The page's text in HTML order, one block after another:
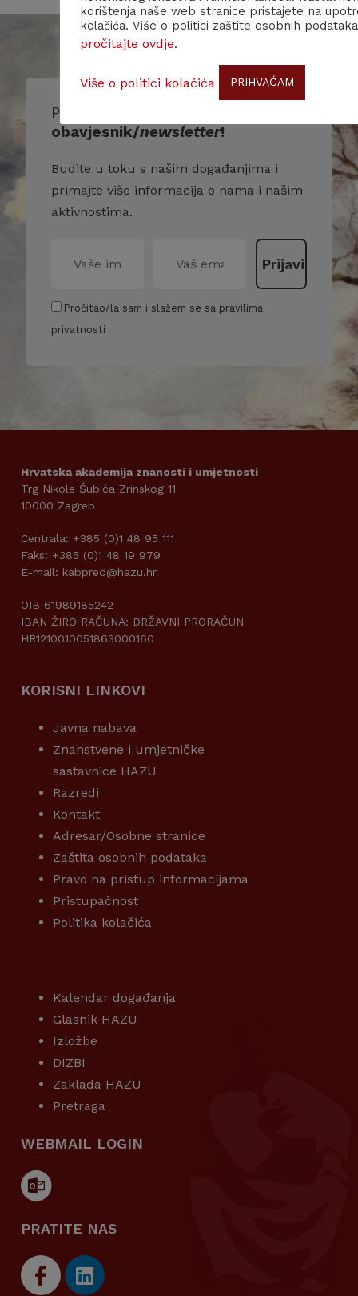
Prijavite se na naš
obavjesnik/newsletter!
Budite u toku s našim događanjima i
primajte više informacija o nama i našim
aktivnostima.
Pročitao/la sam i slažem se sa pravilima
privatnosti
Hrvatska akademija znanosti i umjetnosti
Trg Nikole Šubića Zrinskog 11
10000 Zagreb
Centrala: +385 (0)1 48 95 111
Faks: +385 (0)1 48 19 979
E-mail: kabpred@hazu.hr
OIB 61989185242
IBAN ŽIRO RAČUNA: DRŽAVNI PRORAČUN
HR1210010051863000160
KORISNI LINKOVI
Javna nabava
Znanstvene i umjetničke
sastavnice HAZU
Razredi
Kontakt
Adresar/Osobne stranice
Zaštita osobnih podataka
Pravo na pristup informacijama
Pristupačnost
Politika kolačića
Kalendar događanja
Glasnik HAZU
Izložbe
DIZBI
Zaklada HAZU
Pretraga
WEBMAIL LOGIN
PRATITE NAS
korištenja naše web stranice pristajete na
kolačića. Više o politici zaštite osobnih podataka
pročitajte ovdje.
Više o politici kolačića PRIHVAĆAM